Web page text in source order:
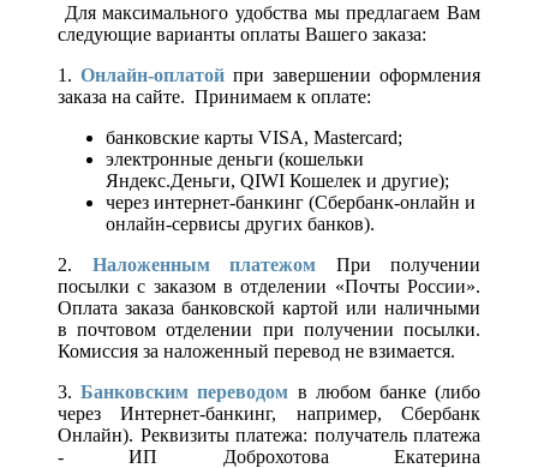
Для максимального удобства мы предлагаем Вам
следующие варианты оплаты Вашего заказа:
1. Онлайн-оплатой при завершении оформления
заказа на сайте. Принимаем к оплате:
банковские карты VISA, Mastercard;
электронные деньги (кошельки
Яндекс.Деньги, QIWI Кошелек и другие);
через интернет-банкинг (Сбербанк-онлайн и
онлайн-сервисы других банков).
2. Наложенным платежом При получении
посылки с заказом в отделении «Почты России».
Оплата заказа банковской картой или наличными
в почтовом отделении при получении посылки.
Комиссия за наложенный перевод не взимается.
3.Банковским переводом в любом банке (либо
через Интернет-банкинг, например, Сбербанк
Онлайн). Реквизиты платежа: получатель платежа
- ИП Доброхотова Екатерина